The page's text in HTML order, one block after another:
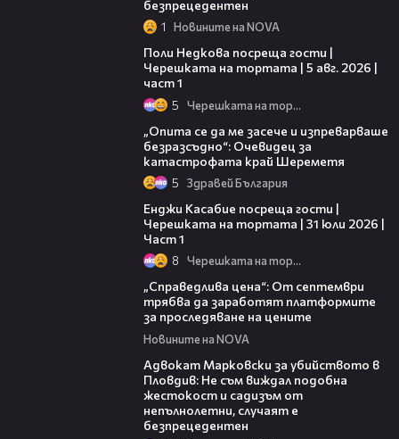
безпрецедентен
1 Новините на NOVA
Поли Недкова посреща гости |
Черешката на тортата | 5 авг. 2026 |
част 1
5 Черешката на тортата
„Опита се да ме засече и изпреварваше
безразсъдно“: Очевидец за
катастрофата край Шереметя
5 Здравей България
Енджи Касабие посреща гости |
Черешката на тортата | 31 юли 2026 |
Част 1
8 Черешката на тортата
„Справедлива цена“: От септември
трябва да заработят платформите
за проследяване на цените
Новините на NOVA
Адвокат Марковски за убийството в
Пловдив: Не съм виждал подобна
жестокост и садизъм от
непълнолетни, случаят е
безпрецедентен